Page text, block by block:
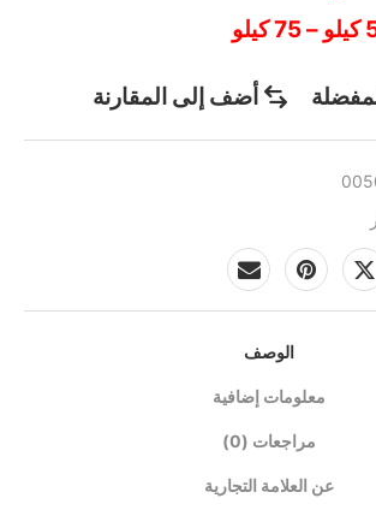
أضف إلى المقارنة
الوصف
معلومات إضافية
مراجعات (0)
عن العلامة التجارية